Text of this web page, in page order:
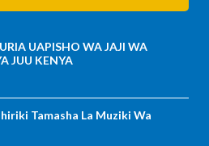
UAPISHO WA JAJI WA
JUU KENYA
Tamasha La Muziki Wa